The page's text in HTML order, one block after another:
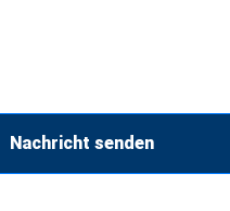
Nachricht senden